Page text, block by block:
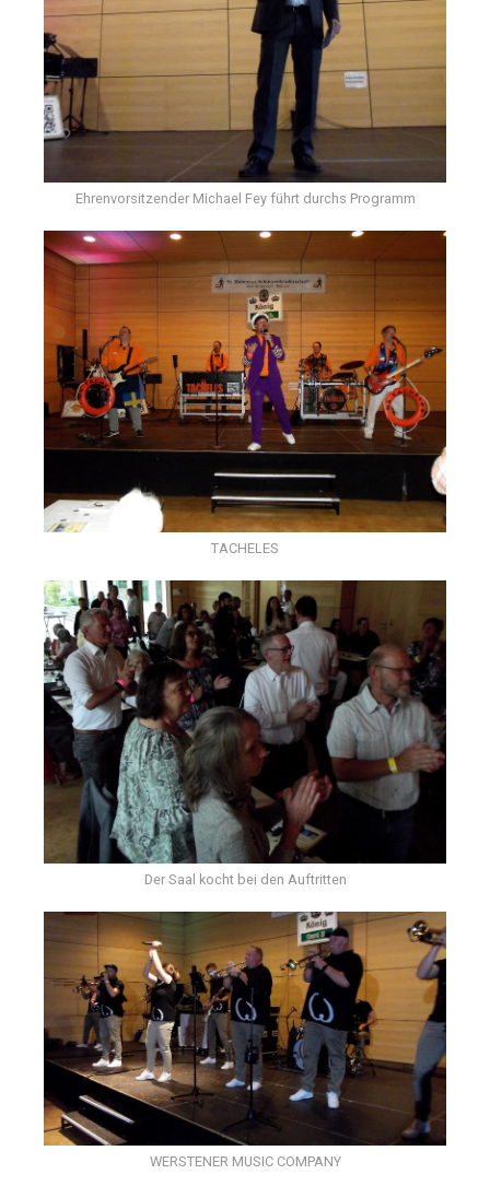
Ehrenvorsitzender Michael Fey führt durchs Programm
TACHELES
Der Saal kocht bei den Auftritten
WERSTENER MUSIC COMPANY